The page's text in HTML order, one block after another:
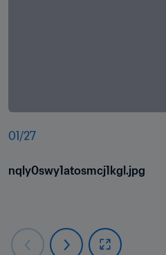
01 /27
nqly0swy1atosmcj1kgl.jpg